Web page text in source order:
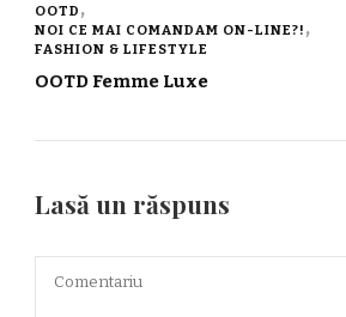
OOTD
NOI CE MAI COMANDAM ON-LINE?!
FASHION & LIFESTYLE
OOTD Femme Luxe
Lasă un răspuns